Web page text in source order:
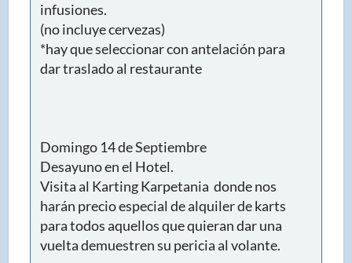
infusiones.
(no incluye cervezas)
*hay que seleccionar con antelación para
dar traslado al restaurante
Domingo 14 de Septiembre
Desayuno en el Hotel.
Visita al Karting Karpetania donde nos
harán precio especial de alquiler de karts
para todos aquellos que quieran dar una
vuelta demuestren su pericia al volante.